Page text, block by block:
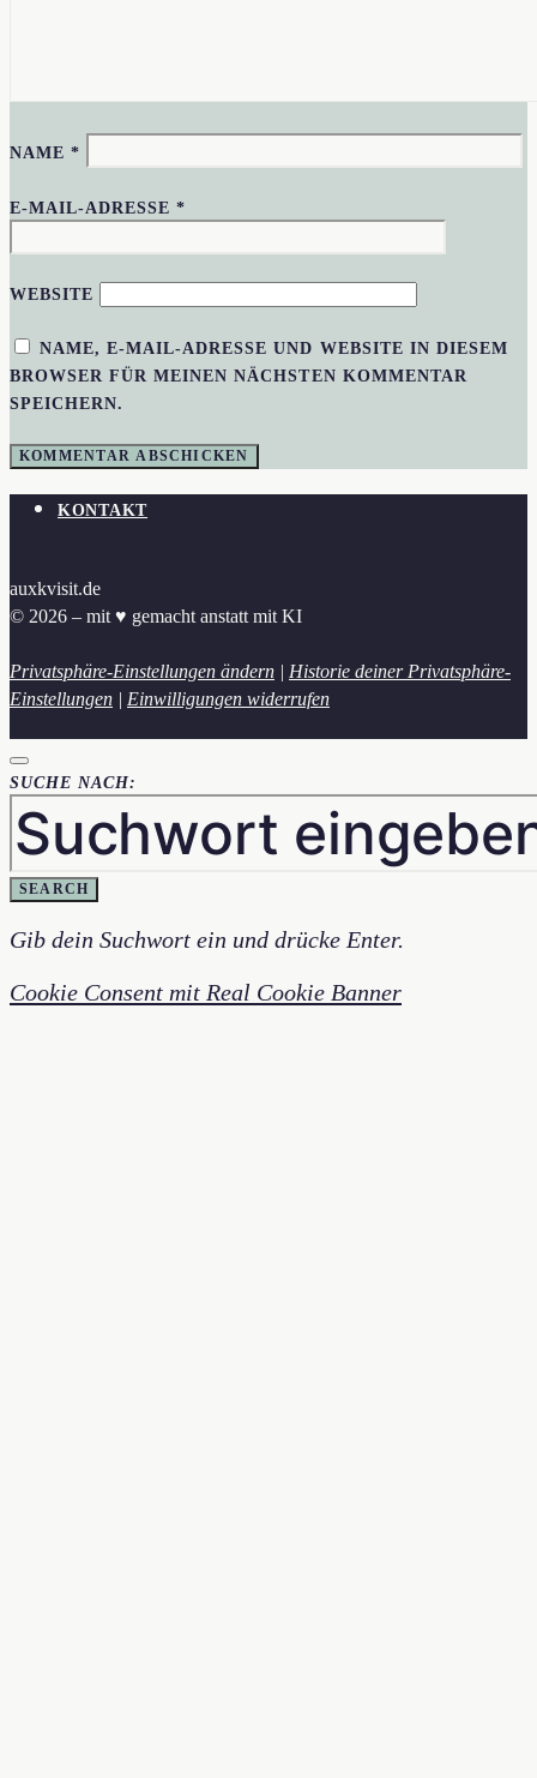
NAME*
E-MAIL-ADRESSE*
WEBSITE
NAME, E-MAIL-ADRESSE UND WEBSITE IN DIESEM
BROWSER FÜR MEINEN NÄCHSTEN KOMMENTAR
SPEICHERN.
KONTAKT
auxkvisit.de
© 2026 – mit ♥︎ gemacht anstatt mit KI
Privatsphäre-Einstellungen ändern | Historie deiner Privatsphäre-
Einstellungen | Einwilligungen widerrufen
SUCHE NACH:
SEARCH
Gib dein Suchwort ein und drücke Enter.
Cookie Consent mit Real Cookie Banner